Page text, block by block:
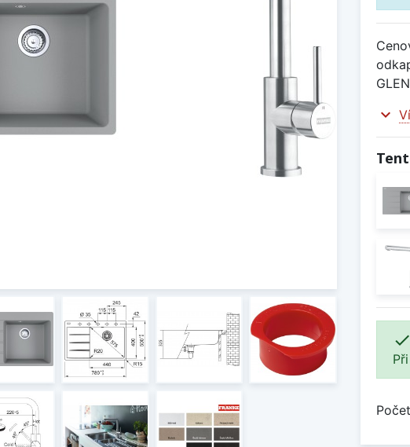
expand_more

Počet